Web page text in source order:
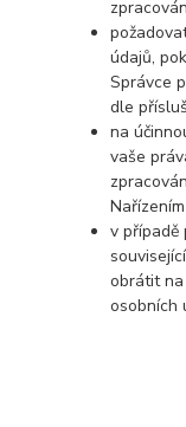
údajů,
Správce
dle
na
vaše
Nařízením
v případě
obrátit
osobních